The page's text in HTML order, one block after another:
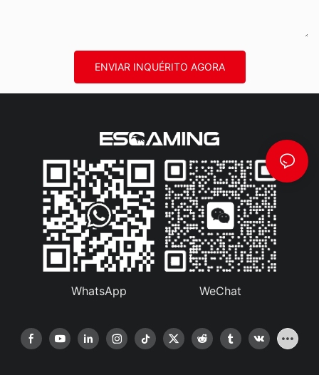
ENVIAR INQUÉRITO AGORA
WhatsApp WeChat